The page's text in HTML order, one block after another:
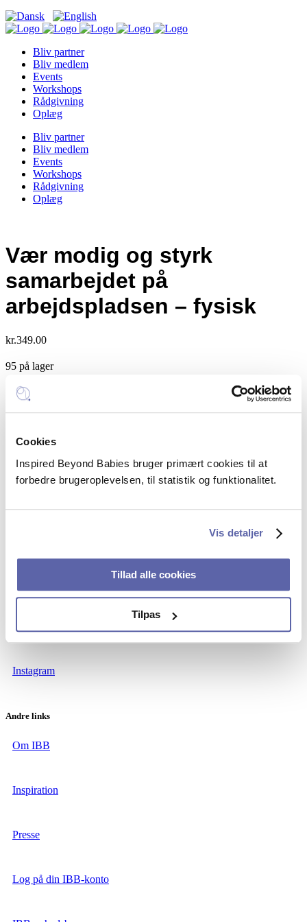
Cookies
Inspired Beyond Babies bruger primært cookies til at
forbedre brugeroplevelsen, til statistik og funktionalitet.
Vis detaljer
Tillad alle cookies
Tilpas
Bliv partner
Bliv medlem
Events
Workshops
Rådgivning
Oplæg
Bliv partner
Bliv medlem
Events
Workshops
Rådgivning
Oplæg
Vær modig og styrk
samarbejdet på
arbejdspladsen – fysisk
kr.349.00
95 på lager
Vær
modig
og
samarbejdet
arbejdspladsen
Tilføj til kurv
Mail:hello@inspiredbeyondbabies.dk
Telefon:
+45 5385 5351
Instagram
Andre links
Om IBB
Inspiration
Presse
Log på din IBB-konto